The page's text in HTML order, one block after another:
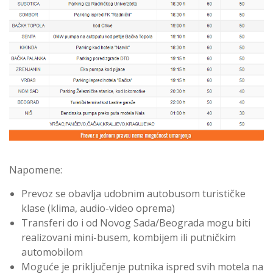
Napomene:
Prevoz se obavlja udobnim autobusom turističke
klase (klima, audio-video oprema)
Transferi do i od Novog Sada/Beograda mogu biti
realizovani mini-busem, kombijem ili putničkim
automobilom
Moguće je priključenje putnika ispred svih motela na